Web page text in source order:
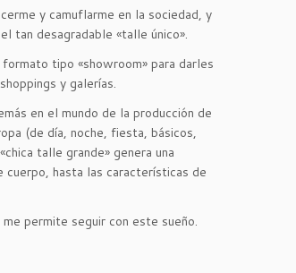
y camuflarme en la sociedad, y
tan desagradable «talle único».
tipo «showroom» para darles
y galerías.
en el mundo de la producción de
(de día, noche, fiesta, básicos,
talle grande» genera una
cuerpo, hasta las características de
permite seguir con este sueño.